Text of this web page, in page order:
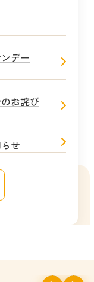
デー
お詫び
せ